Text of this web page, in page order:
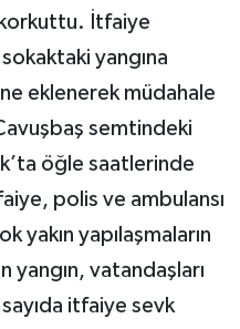
korkuttu. İtfaiye
yangına
eklenerek müdahale
semtindeki
öğle saatlerinde
polis ve ambulansı
yakın yapılaşmaların
yangın, vatandaşları
itfaiye sevk